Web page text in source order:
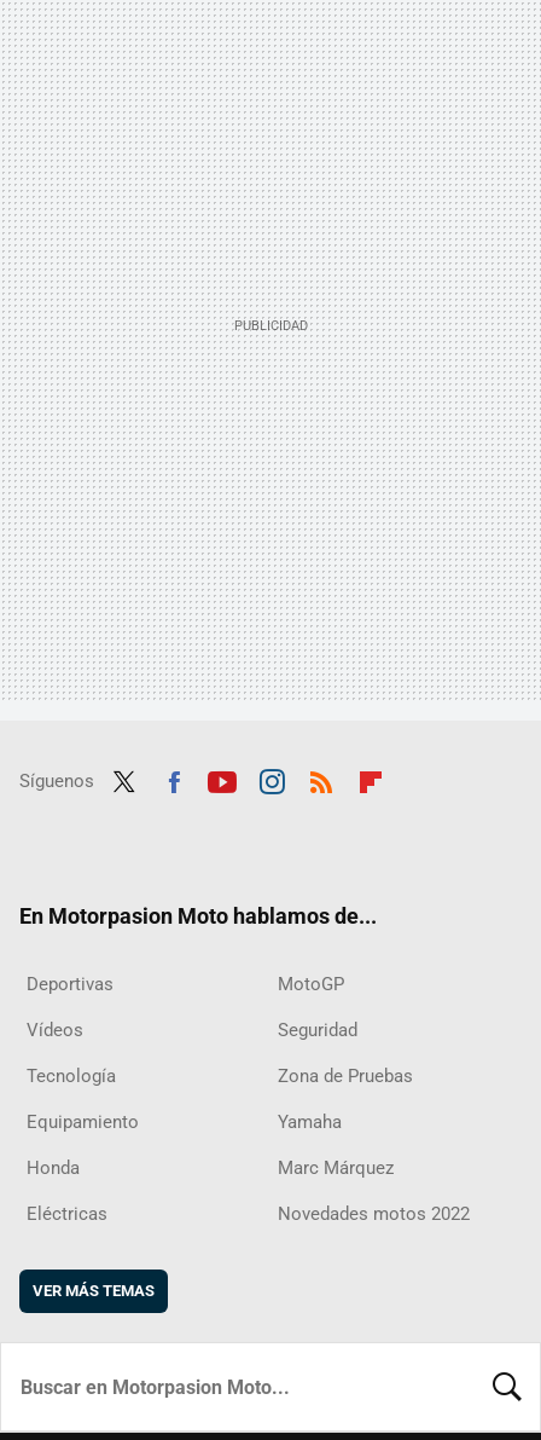
Síguenos
En Motorpasion Moto hablamos de...
Deportivas MotoGP
Vídeos Seguridad
Tecnología Zona de Pruebas
Equipamiento Yamaha
Honda Marc Márquez
Eléctricas Novedades motos 2022
VER MÁS TEMAS